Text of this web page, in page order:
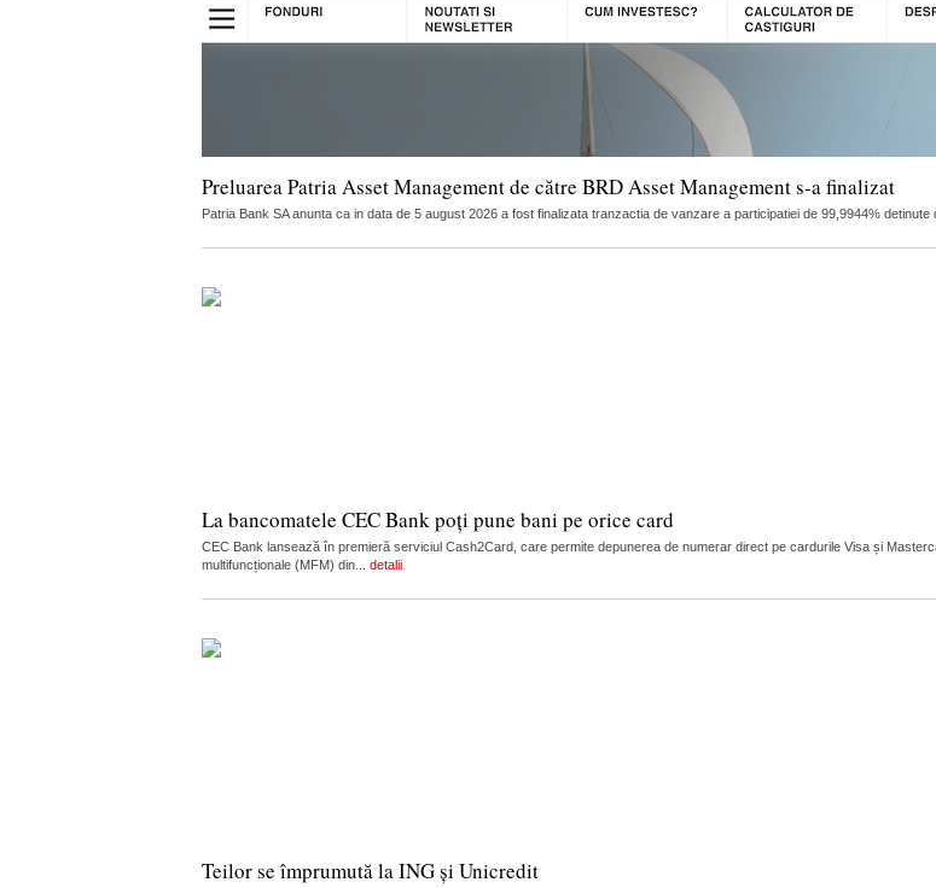
Preluarea Patria Asset Management de către BRD Asset Management s-a finalizat
Patria Bank SA anunta ca in data de 5 august 2026 a fost finalizata tranzactia de vanzare a participatiei de 99,9944%
La bancomatele CEC Bank poți pune bani pe orice card
CEC Bank lansează în premieră serviciul Cash2Card, care permite depunerea de numerar direct pe cardurile Visa și
multifuncționale (MFM) din... detalii
Teilor se împrumută la ING și Unicredit